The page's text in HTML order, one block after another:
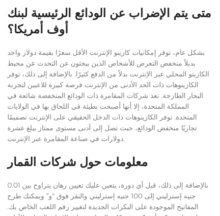
متى يتم الإضراب عن الودائع الرئيسية لبنك
أوف أمريكا؟
بشكل عام، توفر إمكانيات كازينو الإنترنت الأقل سعرًا بقيمة دولار واحد
بديلاً منخفض التعرض للأشخاص الذين يبحثون عن التحدث عن محيط
الكازينو المحلي عبر الإنترنت بدلاً من الدفع كثيرًا. بالإضافة إلى ذلك، توفر
الكازينوهات ذات الحد الأدنى من الإنترنت فرصة كبيرة للاعبين لتجربة
البحار الطازجة. تعد شركات المقامرة ذات الودائع المنخفضة شائعة في
المملكة المتحدة، إلا أنها أصبحت بطيئة في اللحاق بها في الولايات
المتحدة. توفر الكازينوهات ذات الدخل الحقيقي على الإنترنت تصميمًا
تجاريًا منخفض الودائع، حيث تصل إلى أدنى مستوى ممتاز يبلغ عشرة
دولارات في صناعة المقامرة عبر الإنترنت.
معلومات حول شركات القمار
بالإضافة إلى ذلك، قبل أي دورة، يتعين عليك تعيين رهان يتراوح بين 0.01
جنيه إسترليني إلى 100 جنيه إسترليني والنقر فوق “و” ويمكنك طرح
المفاتيح الموجودة على البكرات الجديدة لتغيير رقم اللعب الخاص بك.